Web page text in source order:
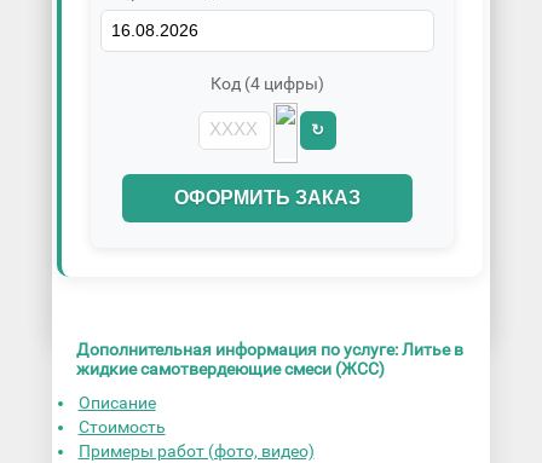
Код (4 цифры)
↻
ОФОРМИТЬ ЗАКАЗ
Дополнительная информация по услуге: Литье в
жидкие самотвердеющие смеси (ЖСС)
Описание
Стоимость
Примеры работ (фото, видео)